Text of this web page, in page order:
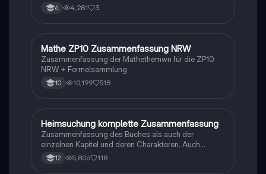
6 4,281 3
Mathe
Mathe ZP10 Zusammenfassung NRW
Zusammenfassung der Mathethemwn für die ZP10
NRW + Formelsammlung
10 10,199 518
Deutsch
Heimsuchung komplette Zusammenfassung
Zusammenfassung des Buches als auch der
einzelnen Kapitel und deren Charakteren. Auch
tabellarisch. Im Unterricht ohne KI erstellt
12 5,806 118